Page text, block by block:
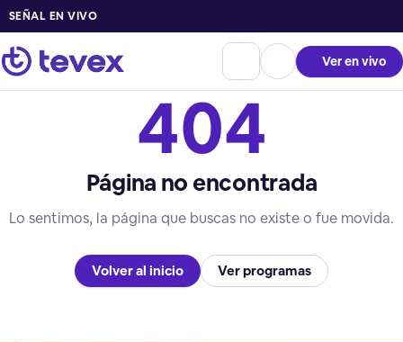
SEÑAL EN VIVO
Ver en vivo
404
Página no encontrada
Lo sentimos, la página que buscas no existe o fue movida.
Volver al inicio Ver programas